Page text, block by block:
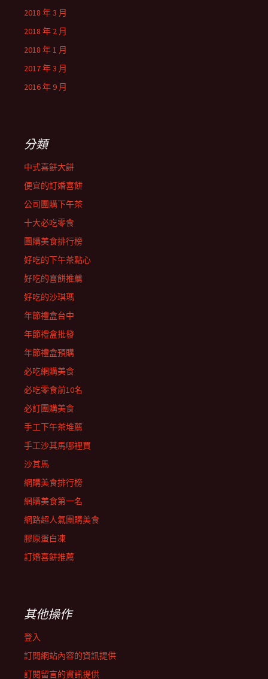
2018 年 3 月
2018 年 2 月
2018 年 1 月
2017 年 3 月
2016 年 9 月
分類
中式喜餅大餅
便宜的訂婚喜餅
公司團購下午茶
十大必吃零食
團購美食排行榜
好吃的下午茶點心
好吃的喜餅推薦
好吃的沙琪瑪
年節禮盒台中
年節禮盒批發
年節禮盒預購
必吃網購美食
必吃零食前10名
必訂團購美食
手工下午茶堆薦
手工沙其馬哪裡買
沙其馬
網購美食排行榜
網購美食第一名
網路超人氣團購美食
膠原蛋白凍
訂婚喜餅推薦
其他操作
登入
訂閱網站內容的資訊提供
訂閱留言的資訊提供